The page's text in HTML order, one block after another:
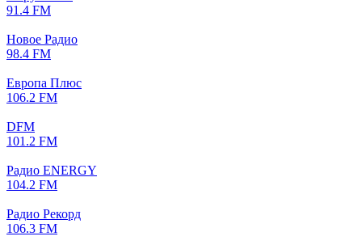
91.4 FM
Новое Радио
98.4 FM
Европа Плюс
106.2 FM
DFM
101.2 FM
Радио ENERGY
104.2 FM
Радио Рекорд
106.3 FM